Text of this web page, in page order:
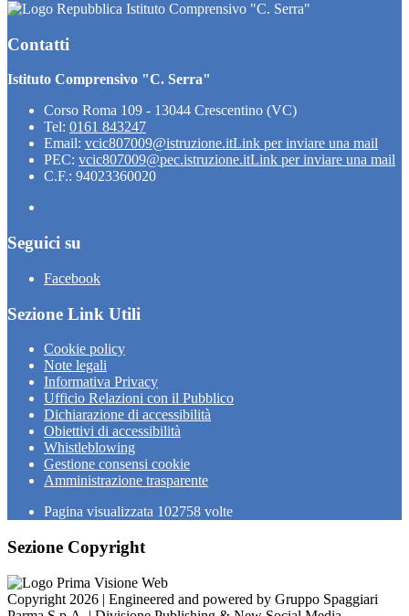
Istituto Comprensivo "C. Serra"
Contatti
Istituto Comprensivo "C. Serra"
Corso Roma 109 - 13044 Crescentino (VC)
Tel: 0161 843247
Email: vcic807009@istruzione.itLink per inviare una mail
PEC: vcic807009@pec.istruzione.itLink per inviare una mail
C.F.: 94023360020
Seguici su
Facebook
Sezione Link Utili
Cookie policy
Note legali
Informativa Privacy
Ufficio Relazioni con il Pubblico
Dichiarazione di accessibilità
Obiettivi di accessibilità
Whistleblowing
Gestione consensi cookie
Amministrazione trasparente
Pagina visualizzata 102758 volte
Sezione Copyright
Copyright 2026 | Engineered and powered by Gruppo Spaggiari